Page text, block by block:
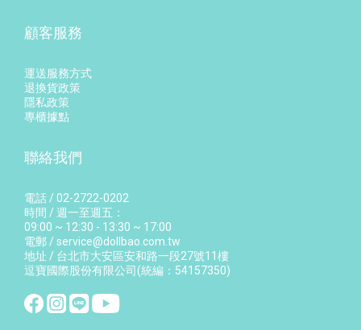
顧客服務
運送服務方式
退換貨政策
隱私政策
專櫃據點
聯絡我們
電話 / 02-2722-0202
時間 / 週一至週五：
09:00 ~ 12:30 - 13:30 ~ 17:00
電郵 / service@dollbao.com.tw
地址 / 台北市大安區安和路一段27號11樓
逗寶國際股份有限公司(統編：54157350)